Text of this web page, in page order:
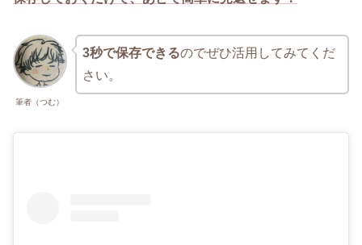
筆者（つむ）
3秒で保存できるのでぜひ活用してみてくだ
さい。